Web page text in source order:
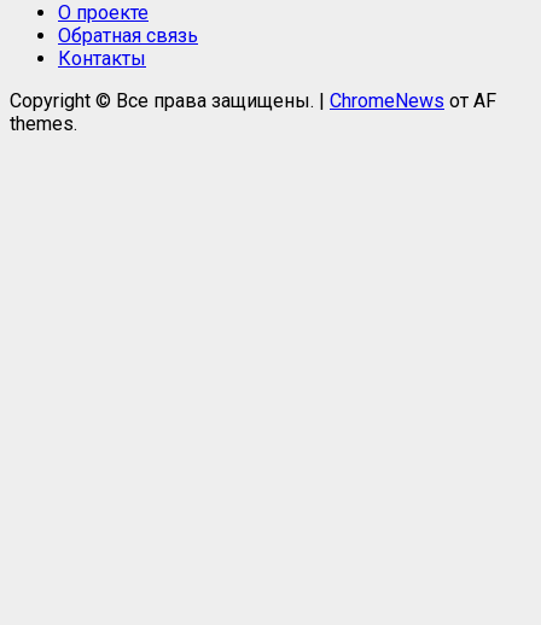
О проекте
Обратная связь
Контакты
Copyright © Все права защищены.
ChromeNews от AF
themes.